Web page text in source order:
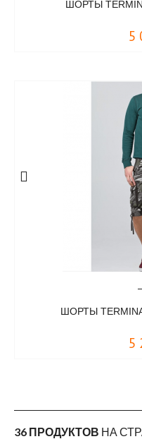
ШОРТЫ
5
ШОРТЫ
5
36 ПРОДУКТОВ НА